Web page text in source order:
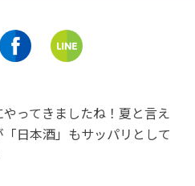
ってきましたね！夏と言え
日本酒」もサッパリとして